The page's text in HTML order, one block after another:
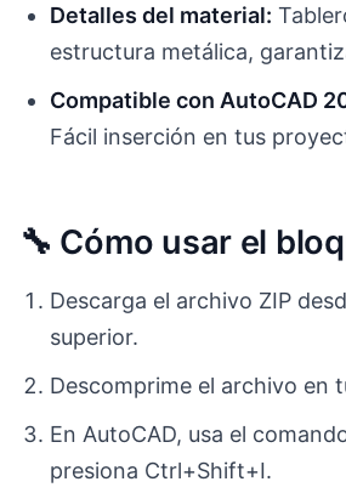
Detalles del material:
estructura metálica,
Compatible con AutoCAD
Fácil inserción en tus
🔧 Cómo usar el
Descarga el archivo ZIP
superior.
Descomprime el archivo en
En AutoCAD, usa el
presiona Ctrl+Shift+I.